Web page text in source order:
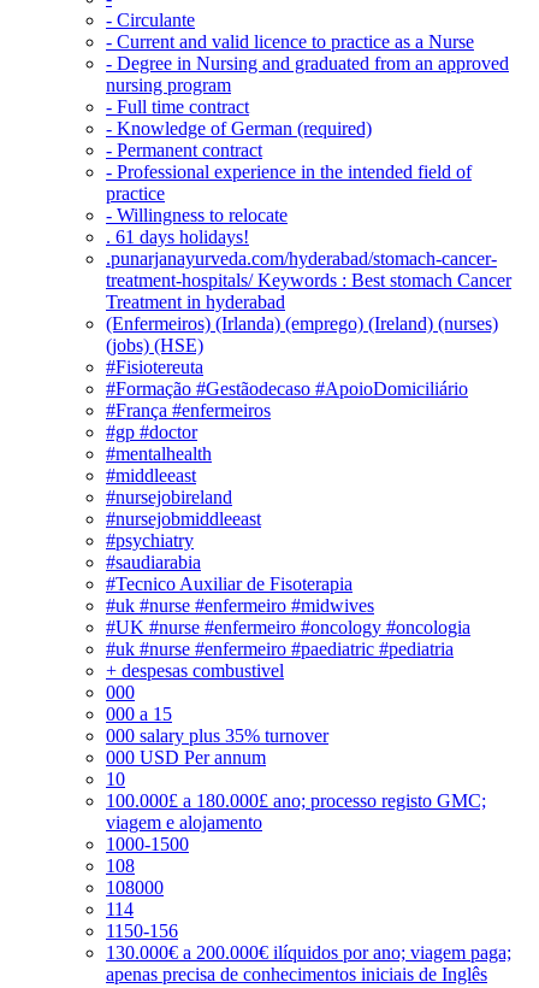
- Circulante
- Current and valid licence to practice as a Nurse
- Degree in Nursing and graduated from an approved
nursing program
- Full time contract
- Knowledge of German (required)
- Permanent contract
- Professional experience in the intended field of
practice
- Willingness to relocate
. 61 days holidays!
.punarjanayurveda.com/hyderabad/stomach-cancer-
treatment-hospitals/ Keywords : Best stomach Cancer
Treatment in hyderabad
(Enfermeiros) (Irlanda) (emprego) (Ireland) (nurses)
(jobs) (HSE)
#Fisiotereuta
#Formação #Gestãodecaso #ApoioDomiciliário
#França #enfermeiros
#gp #doctor
#mentalhealth
#middleeast
#nursejobireland
#nursejobmiddleeast
#psychiatry
#saudiarabia
#Tecnico Auxiliar de Fisoterapia
#uk #nurse #enfermeiro #midwives
#UK #nurse #enfermeiro #oncology #oncologia
#uk #nurse #enfermeiro #paediatric #pediatria
+ despesas combustivel
000
000 a 15
000 salary plus 35% turnover
000 USD Per annum
10
100.000£ a 180.000£ ano; processo registo GMC;
viagem e alojamento
1000-1500
108
108000
114
1150-156
130.000€ a 200.000€ ilíquidos por ano; viagem paga;
apenas precisa de conhecimentos iniciais de Inglês